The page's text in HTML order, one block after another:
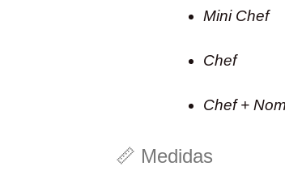
Mini Chef
Chef
Chef +
📏 Medidas